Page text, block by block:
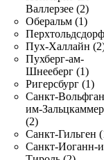
Валлерзее (2)
Оберальм (1)
Пух-Халлайн
Пухберг-ам-
Шнееберг (1)
Ригерсбург (1)
Санкт-
им-
(2)
Санкт-Гильген
Санкт-Иоганн-